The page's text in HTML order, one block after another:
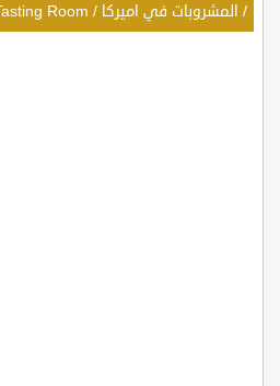
/ المشروبات في اميركا /
Room